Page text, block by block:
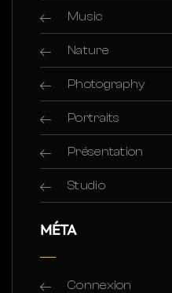
Music
Nature
Photography
Portraits
Présentation
Studio
MÉTA
Connexion